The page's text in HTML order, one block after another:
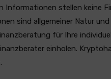
Informationen stellen keine
sind allgemeiner Natur und
für Ihre
einholen.